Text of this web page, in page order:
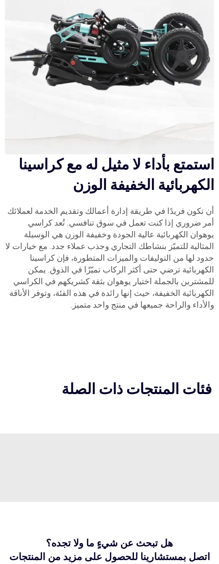
استمتع بأداء لا مثيل له مع كراسينا
الكهربائية الخفيفة الوزن
أن تكون فريدًا في طريقة إدارة أعمالك وتقديم الخدمة لعملائك
أمر ضروري إذا كنت تعمل في سوق تنافسي. تُعد كراسي
يوهوان الكهربائية عالية الجودة وخفيفة الوزن هي الوسيلة
المثالية للتميّز بنشاطك التجاري وجذب عملاء جدد. مع خيارات لا
حدود لها من التوليفات والميزات المتطورة، فإن كراسينا
الكهربائية ترضي حتى أكثر الركاب تميّزًا في الذوق. يمكن
للمشترين بالجملة اختيار يوهوان بثقة كشريكهم في الكراسي
الكهربائية الخفيفة، حيث إنها رائدة في هذه الفئة، وتوفر الأناقة
والأداء والراحة جميعها في منتج واحد متميز.
فئات المنتجات ذات الصلة
هل تبحث عن شيءٍ ما ولا تجده؟
اتصل بمستشارينا للحصول على مزيد من المنتجات